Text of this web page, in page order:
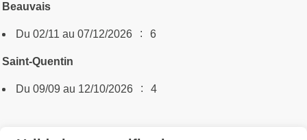
Beauvais
Du 02/11 au 07/12/2026 : 6
Saint-Quentin
Du 09/09 au 12/10/2026 : 4